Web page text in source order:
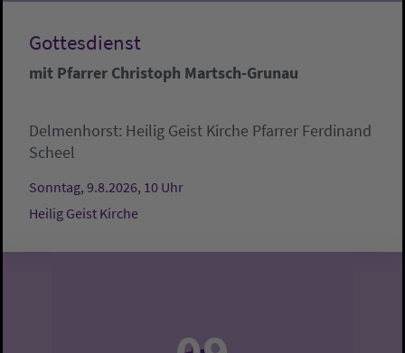
Gottesdienst
mit Pfarrer Christoph Martsch-Grunau
Delmenhorst: Heilig Geist Kirche Pfarrer Ferdinand
Scheel
Sonntag, 9.8.2026, 10 Uhr
Heilig Geist Kirche